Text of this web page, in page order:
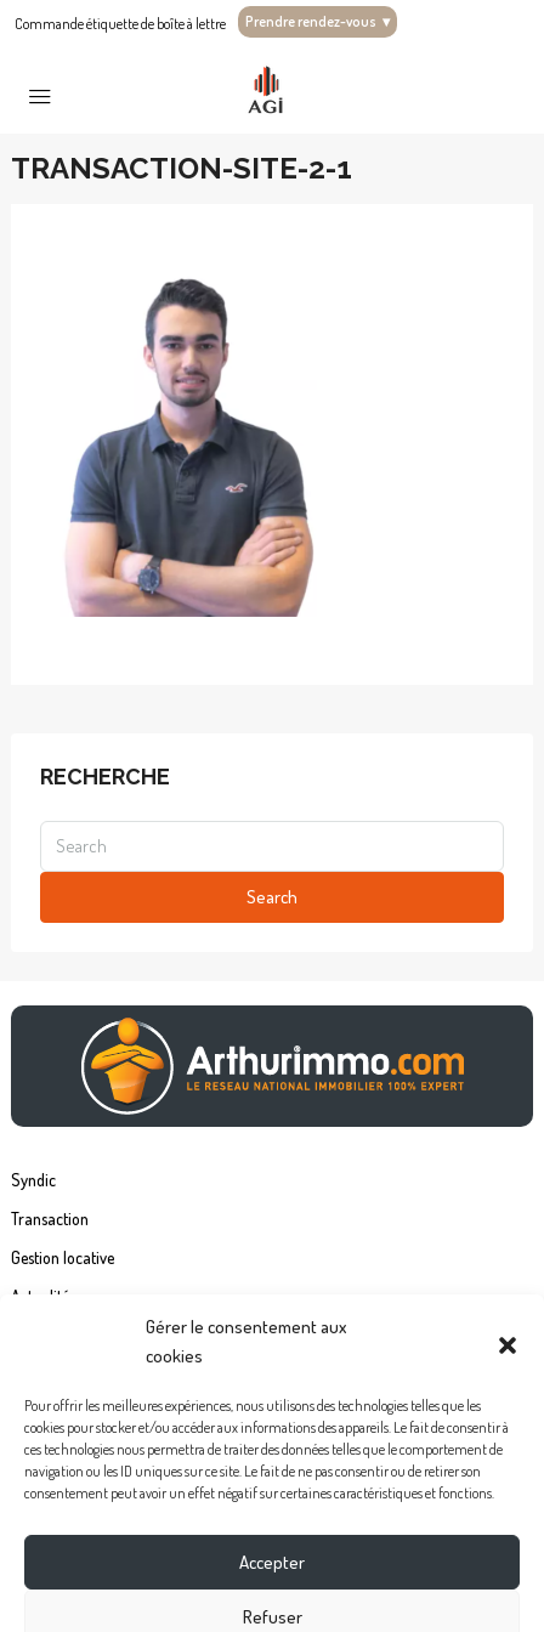
Gérer le consentement aux
cookies
Pour offrir les meilleures expériences, nous utilisons des technologies telles que les
cookies pour stocker et/ou accéder aux informations des appareils. Le fait de consentir à
ces technologies nous permettra de traiter des données telles que le comportement de
navigation ou les ID uniques sur ce site. Le fait de ne pas consentir ou de retirer son
consentement peut avoir un effet négatif sur certaines caractéristiques et fonctions.
Accepter
Refuser
Commande étiquette de boîte à lettre Prendre rendez-vous ▾
TRANSACTION-SITE-2-1
RECHERCHE
Search
Syndic
Transaction
Gestion locative
Actualités
Politiques de confidentialité
Mentions légales
Instagram